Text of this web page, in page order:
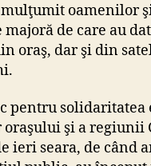
oamenilor
de care au
oraş, dar şi din
pentru solidaritatea
şi a regiunii
ieri seara, de când